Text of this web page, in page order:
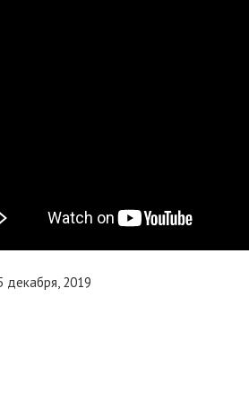
декабря, 2019